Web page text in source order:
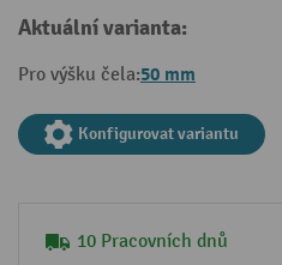
Aktuální varianta:
Pro výšku čela:50 mm
Konfigurovat variantu
10 Pracovních dnů